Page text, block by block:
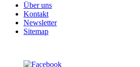
Über uns
Kontakt
Newsletter
Sitemap